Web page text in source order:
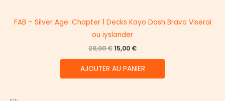
FAB – Silver Age: Chapter 1 Decks Kayo Dash Bravo Viserai
ou iyslander
20,00€Le
était :
20,00 €.
15,00 €Le
est :
15,00 €.
AJOUTER AU PANIER